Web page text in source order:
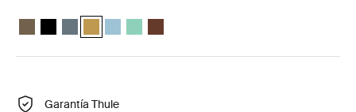
Thule Yepp Nexxt 2 maxi Caqui oscuro
Thule Yepp Nexxt 2 maxi Negro medianoche
Thule Yepp Nexxt 2 maxi Pizarra oscura
Thule Yepp Nexxt 2 maxi Amarillo brillante (selected)
Thule Yepp Nexxt 2 Maxi Aguamarina
Thule Yepp Nexxt 2 Maxi Mint Green
Thule Yepp Nexxt 2 Maxi Chocolate
Garantía Thule